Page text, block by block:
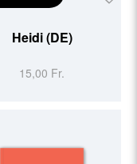
Heidi (DE)
15,00 Fr.